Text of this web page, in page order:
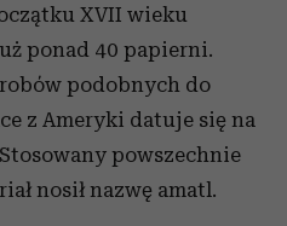
XVII wieku
ponad 40 papierni.
podobnych do
z Ameryki datuje się na
powszechnie
nosił nazwę amatl.